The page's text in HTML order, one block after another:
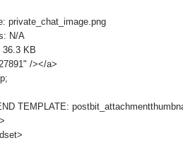
private_chat_image.png
N/A
36.3 KB
/></a>
TEMPLATE: